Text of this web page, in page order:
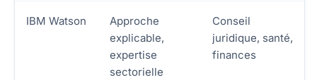
IBM Watson
Approche
explicable,
expertise
sectorielle
Conseil
juridique, santé,
finances